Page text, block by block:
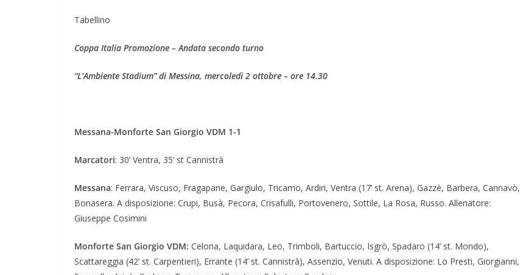
Tabellino
Coppa Italia Promozione – Andata secondo turno
“L’Ambiente Stadium” di Messina, mercoledì 2 ottobre – ore 14.30
Messana-Monforte San Giorgio VDM 1-1
Marcatori: 30’ Ventra, 35’ st Cannistrà
Messana: Ferrara, Viscuso, Fragapane, Gargiulo, Tricamo, Ardiri, Ventra (17’ st. Arena), Gazzè, Barbera, Cannavò,
Bonasera. A disposizione: Crupi, Busà, Pecora, Crisafulli, Portovenero, Sottile, La Rosa, Russo. Allenatore:
Giuseppe Cosimini
Monforte San Giorgio VDM: Celona, Laquidara, Leo, Trimboli, Bartuccio, Isgrò, Spadaro (14’ st. Mondo),
Scattareggia (42’ st. Carpentieri), Errante (14’ st. Cannistrà), Assenzio, Venuti. A disposizione: Lo Presti, Giorgianni,